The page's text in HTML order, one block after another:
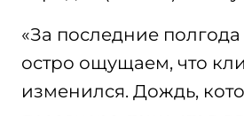
«За последние
остро ощущаем, что
изменился. Дождь,